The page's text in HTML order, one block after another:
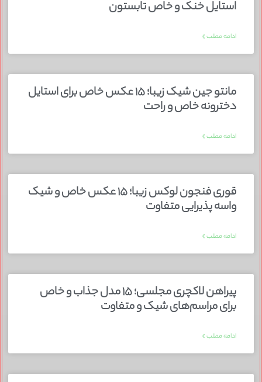
استایل خنک و خاص تابستون
ادامه مطلب »
مانتو جین شیک زیبا؛ ۱۵ عکس خاص برای استایل
دخترونه خاص و راحت
ادامه مطلب »
قوری فنجون لوکس زیبا؛ ۱۵ عکس خاص و شیک
واسه پذیرایی متفاوت
ادامه مطلب »
پیراهن لاکچری مجلسی؛ ۱۵ مدل جذاب و خاص
برای مراسم‌های شیک و متفاوت
ادامه مطلب »